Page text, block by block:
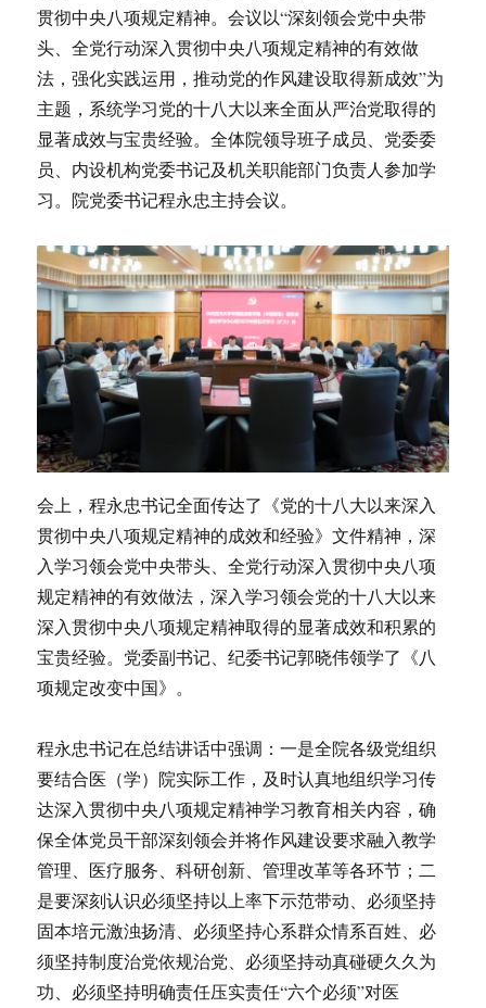
贯彻中央八项规定精神。会议以“深刻领会党中央带
头、全党行动深入贯彻中央八项规定精神的有效做
法，强化实践运用，推动党的作风建设取得新成效”为
主题，系统学习党的十八大以来全面从严治党取得的
显著成效与宝贵经验。全体院领导班子成员、党委委
员、内设机构党委书记及机关职能部门负责人参加学
习。院党委书记程永忠主持会议。
会上，程永忠书记全面传达了《党的十八大以来深入
贯彻中央八项规定精神的成效和经验》文件精神，深
入学习领会党中央带头、全党行动深入贯彻中央八项
规定精神的有效做法，深入学习领会党的十八大以来
深入贯彻中央八项规定精神取得的显著成效和积累的
宝贵经验。党委副书记、纪委书记郭晓伟领学了《八
项规定改变中国》。
程永忠书记在总结讲话中强调：一是全院各级党组织
要结合医（学）院实际工作，及时认真地组织学习传
达深入贯彻中央八项规定精神学习教育相关内容，确
保全体党员干部深刻领会并将作风建设要求融入教学
管理、医疗服务、科研创新、管理改革等各环节；二
是要深刻认识必须坚持以上率下示范带动、必须坚持
固本培元激浊扬清、必须坚持心系群众情系百姓、必
须坚持制度治党依规治党、必须坚持动真碰硬久久为
功、必须坚持明确责任压实责任“六个必须”对医